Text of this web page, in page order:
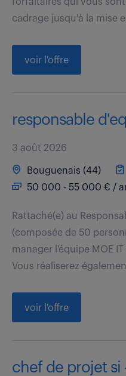
cadrage jusqu'à la mise
voir l'offre
responsable
3 août 2026
Bouguenais (44)
50 000 - 55 000 € /
Rattaché(e) au
(composée de 50
manager l'équipe MOE
Vous réaliserez
voir l'offre
chef de projet si